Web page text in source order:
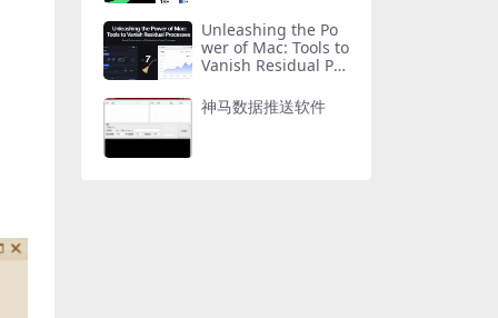
monyOS, Android,
and Apple iOS
Unleashing the Po
wer of Mac: Tools to
Vanish Residual Pro
神马数据推送软件